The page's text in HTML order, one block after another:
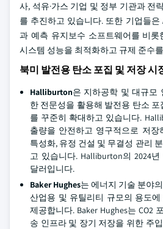
사, 석유·가스 기업 및 정부 기관과 전
를 추진하고 있습니다. 또한 기업들
과 예측 유지보수 소프트웨어를 비롯
시스템 성능을 최적화하고 규제 준수
북미 발전용 탄소 포집 및 저장 시
Halliburton은 지하공학 및 대규모
한 전문성을 활용해 발전용 탄소
를 꾸준히 확대하고 있습니다.
출량을 안전하고 영구적으로 저
특성화, 유정 건설 및 무결성 관리
고 있습니다. Halliburton의 2024
달러입니다.
Baker Hughes는 에너지 기술 분야
산업용 및 유틸리티 규모의 용도에
제공합니다. Baker Hughes는 CO2
송 인프라 및 장기 저장을 위한 주